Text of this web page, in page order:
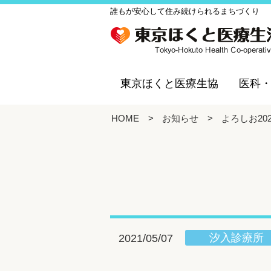
誰もが安心して住み続けられるまちづくり
東京ほくと医療生協 医科
HOME > お知らせ > よろしお
2021/05/07 汐入診療所